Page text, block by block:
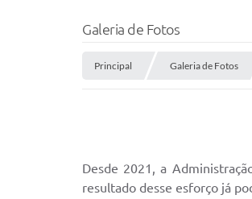
Galeria de Fotos
Principal Galeria de Fotos
Desde 2021, a
resultado desse esforço já